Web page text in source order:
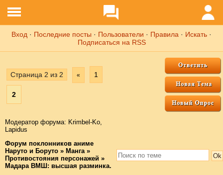
Вход · Последние посты · Пользователи · Правила · Искать ·
Подписаться на RSS
Страница 2 из 2 « 1
2
Модератор форума: Krimbel-Ko,
Lapidus
Форум поклонников аниме
Наруто и Боруто » Манга »
Противостояния персонажей »
Мадара ВМШ: высшая разминка.